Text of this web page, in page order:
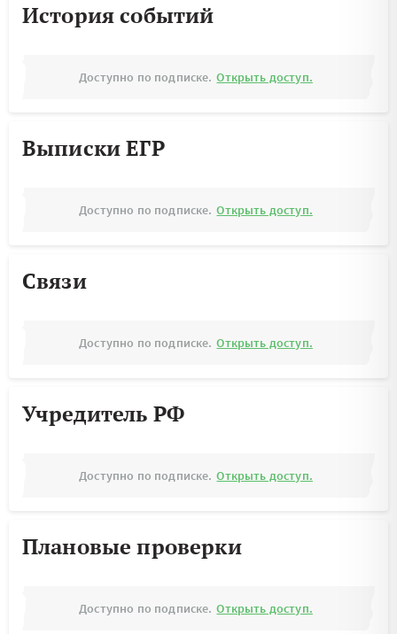
История событий
Доступно по подписке. Открыть доступ.
Выписки ЕГР
Доступно по подписке. Открыть доступ.
Связи
Доступно по подписке. Открыть доступ.
Учредитель РФ
Доступно по подписке. Открыть доступ.
Плановые проверки
Доступно по подписке. Открыть доступ.